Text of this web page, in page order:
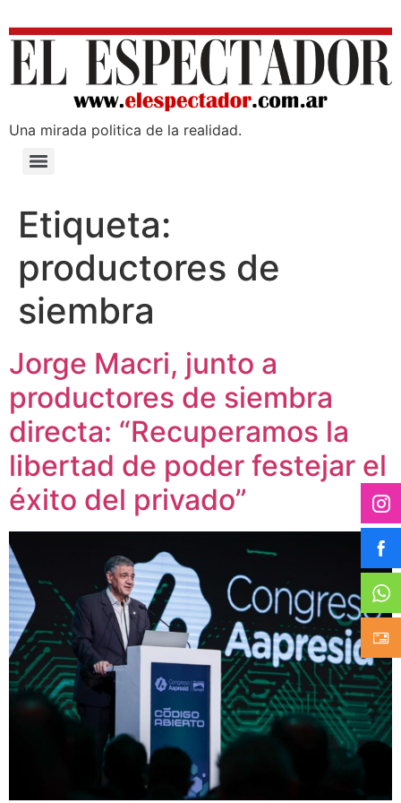
Una mirada poli­tica de la realidad.
Etiqueta:
productores de
siembra
Jorge Macri, junto a
productores de siembra
directa: “Recuperamos la
libertad de poder festejar el
éxito del privado”